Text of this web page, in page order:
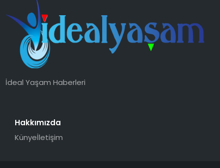
İdeal Yaşam Haberleri
Hakkımızda
Künyeİletişim